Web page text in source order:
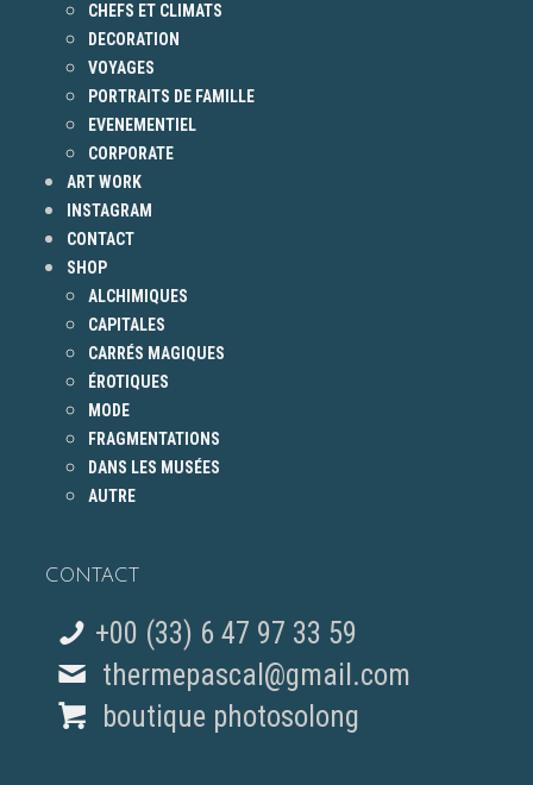
CHEFS ET CLIMATS
DECORATION
VOYAGES
PORTRAITS DE FAMILLE
EVENEMENTIEL
CORPORATE
ART WORK
INSTAGRAM
CONTACT
SHOP
ALCHIMIQUES
CAPITALES
CARRÉS MAGIQUES
ÉROTIQUES
MODE
FRAGMENTATIONS
DANS LES MUSÉES
AUTRE
CONTACT
+00 (33) 6 47 97 33 59
thermepascal@gmail.com
boutique photosolong